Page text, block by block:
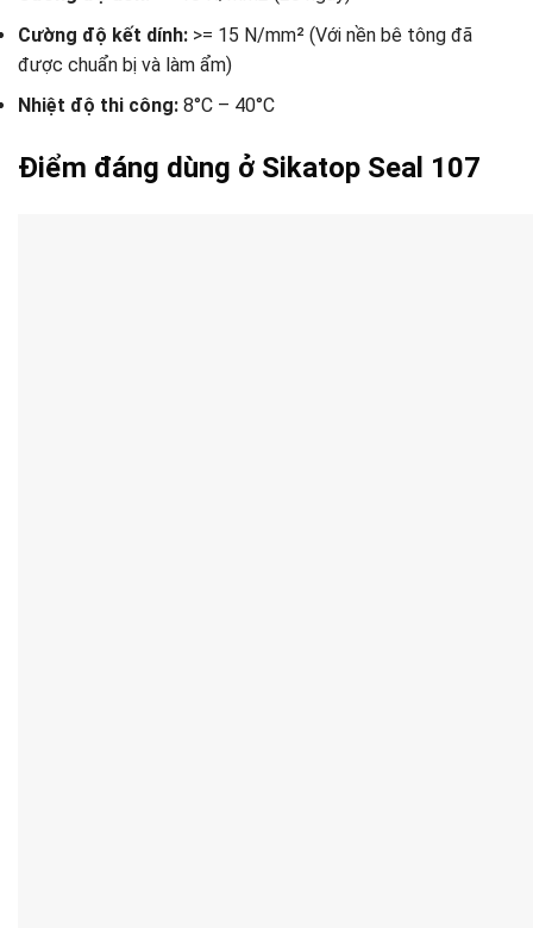
Cường độ kết dính: >= 15 N/mm² (Với nền bê tông đã
được chuẩn bị và làm ẩm)
Nhiệt độ thi công: 8°C – 40°C
Điểm đáng dùng ở Sikatop Seal 107